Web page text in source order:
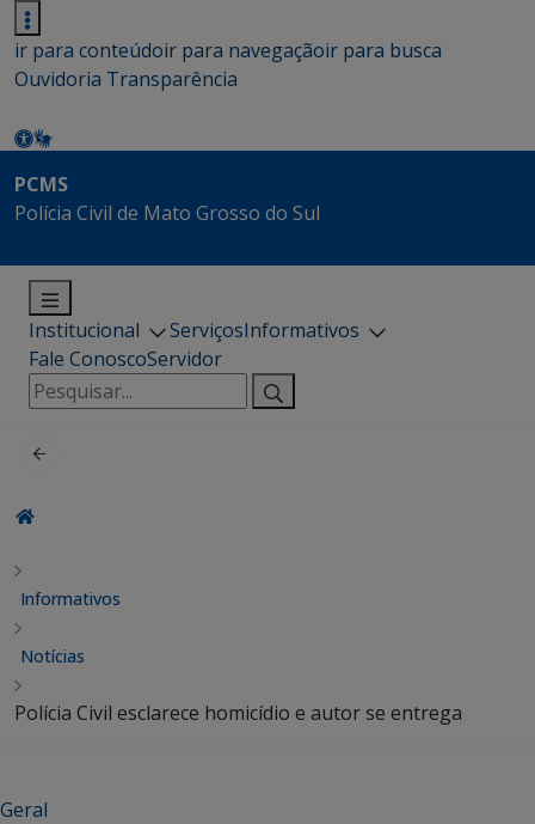
ir para conteúdoir para navegaçãoir para busca
Ouvidoria Transparência
PCMS
Polícia Civil de Mato Grosso do Sul
Institucional ServiçosInformativos
Fale ConoscoServidor
Pesquisar
por:
Informativos
Notícias
Polícia Civil esclarece homicídio e autor se entrega
Geral